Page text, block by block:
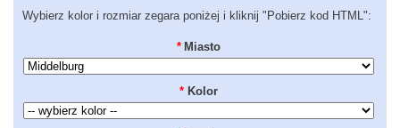
Wybierz kolor i rozmiar zegara poniżej i kliknij "Pobierz kod HTML":
* Miasto
* Kolor